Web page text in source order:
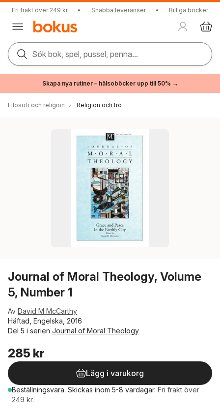
Fri frakt över 249 kr • Snabba leveranser • Billiga böcker
Sök bok, spel, pussel, penna...
Skapa nya rutiner – hälsoböcker upp till 50% →
Filosofi och religion Religion och tro
Journal of Moral Theology, Volume
5, Number 1
Av David M McCarthy
Häftad, Engelska, 2016
Del 5 i serien Journal of Moral Theology
285 kr
Lägg i varukorg
Beställningsvara. Skickas inom 5-8 vardagar. Fri frakt över
249 kr.